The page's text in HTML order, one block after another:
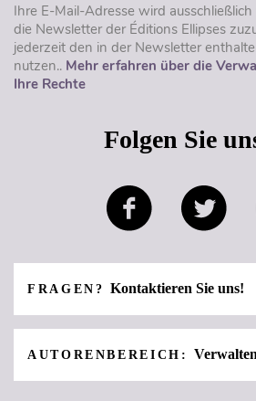
Ihre E-Mail-Adresse wird
die Newsletter der Éditions Ellipses
jederzeit den in der Newsletter
nutzen.. Mehr erfahren über die
Ihre Rechte
Folgen Sie
FRAGEN?Kontaktieren Sie uns!
AUTORENBEREICH: